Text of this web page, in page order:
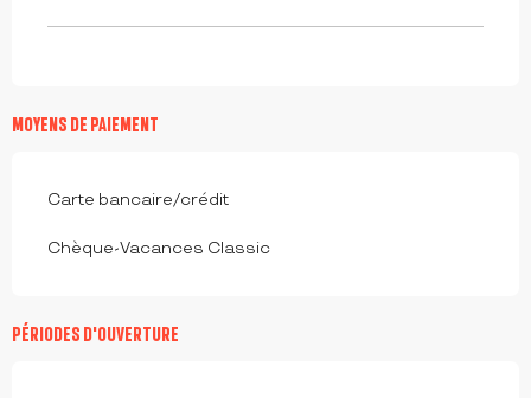
MOYENS DE PAIEMENT
Carte bancaire/crédit
Chèque-Vacances Classic
PÉRIODES D'OUVERTURE